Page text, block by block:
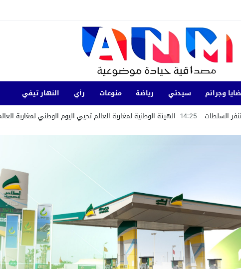
وجرائم سيدتي رياضة منوعات رأي
النهار تيفي
السلطات 14:25 الهيئة الوطنية لمغاربة العالم تحيي اليوم الوطني لمغاربة
ورش لإعادة بناء مؤسسة تعليمية بأسني
العالمي في كوتونو ببصمة مغربية
تحرض على ارتكاب جرائم عنف
العلمي الأول للإعلام والتحول الرقمي بإسطنبول 20:17 زاكورة..غرق طفلين
إلى تمكين الشباب من قيادة المرحلة 17:38 المحامي يوسف أكجدول يعلن ترشحه